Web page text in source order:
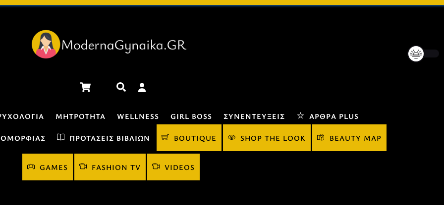
Cart Αναζήτηση
ΜΗΤΡΌΤΗΤΑ WELLNESS GIRL BOSS ΣΥΝΕΝΤΕΎΞΕΙΣ ΆΡΘΡΑ PLUS
ΟΜΟΡΦΙΆΣ ΠΡΟΤΆΣΕΙΣ ΒΙΒΛΊΩΝ BOUTIQUE SHOP THE LOOK BEAUTY MAP
GAMES FASHION TV VIDEOS